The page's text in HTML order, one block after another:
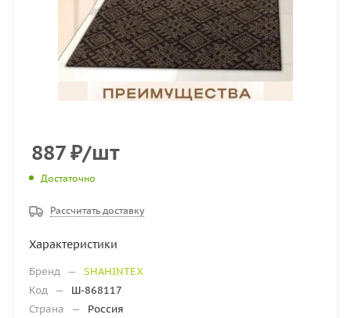
887₽/шт
Достаточно
Рассчитать доставку
Характеристики
Бренд —
SHAHINTEX
Код —
Ш-868117
Страна
—
Россия